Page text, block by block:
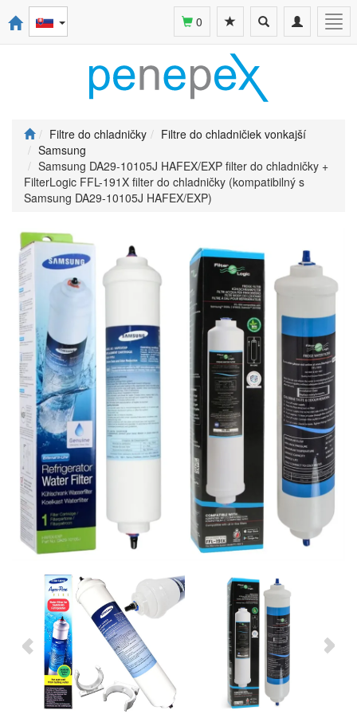
Toggle
navigation
Toggle
search
0
Filtre do chladničky
Filtre do chladničiek vonkajší
Samsung
Samsung DA29-10105J HAFEX/EXP filter do chladničky +
FilterLogic FFL-191X filter do chladničky (kompatibilný s
Samsung DA29-10105J HAFEX/EXP)